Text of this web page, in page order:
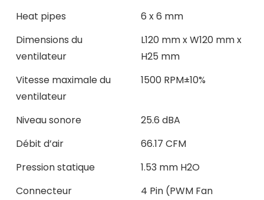
Heat pipes
6 x 6 mm
Dimensions du
ventilateur
L120 mm x W120 mm x
H25 mm
Vitesse maximale du
ventilateur
1500 RPM±10%
Niveau sonore
25.6 dBA
Débit d’air
66.17 CFM
Pression statique
1.53 mm H2O
Connecteur
4 Pin (PWM Fan